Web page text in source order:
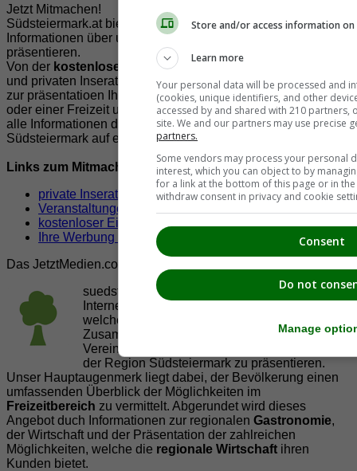
Jetzt Mitmachen!
Südsteiermark.at bietet Ihnen viele Möglichkeiten Ihre
Informationen über und aus der Südsteiermark zur
präsentieren.
Von der kostenlosen
Veröffentlichung von Veranstaltungen
und privaten Inserate, über Leserbriefe, Nachrichten bis hin
zur präsentatioen Ihrer Firma, Vereines, Lokals, Organisation
oder einer Freizeit und Sportmöglichkeit. Unser Ziel ist es
alle Informationen der Südsteiermark für die Freunde der
Südsteiermark auf einer Seite zu präsentieren.
Links zum Mitmachen!
private Inserate aufgeben
Veranstaltungen eintragen
kostenloser Eintrag für Firmen,Verein & Organisationen
Ihre Werbung auf Südsteiermark.at
Das JetztMedien.com Medien Netzwerk
suedsteiermark.at ist eine von vielen
Internetadressen der
welche es sich zur Aufgabe gemacht hat, in
Zusammenarbeit mit regionalen Firmen,
Vereinen und Institutionen die
der Region Südsteiermark zu präsentieren.
Unser Hauptaugenmerk liegt dabei, der Bevölkerung einen
umfassenden Überblick der Möglichkeiten im
Freizeitbereich zu vermittelt. Abgerundet wird dieses
Angebot duch Informationen zur regionalen Gastronomie,
der Wirtschaft und der Präsentation der zahlreichen
Möglichkeiten, welche die regionale Wirtschaft ihren
Kunden bietet.
Store and/or access information on
Learn more
Your personal data will be processed and
(cookies, unique identifiers, and other
accessed by and shared with 210 partners,
site. We and our partners may use precise
partners.
Some vendors may process your personal
interest, which you can object to by
for a link at the bottom of this page or in
withdraw consent in privacy and cookie
Consent
Do not
Manage